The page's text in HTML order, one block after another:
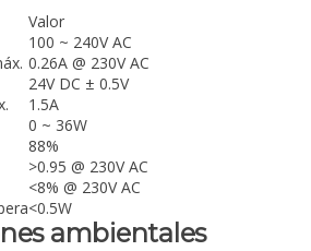
Valor
100 ~ 240V AC
0.26A @ 230V AC
24V DC ± 0.5V
1.5A
0 ~ 36W
88%
>0.95 @ 230V AC
<8% @ 230V AC
<0.5W
ambientales